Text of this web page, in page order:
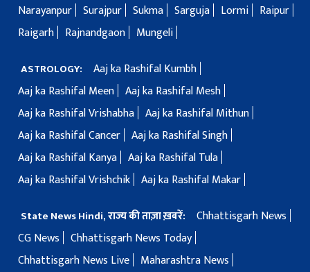
Narayanpur Surajpur Sukma Sarguja Lormi
Raipur
Raigarh
Rajnandgaon Mungeli
ASTROLOGY:
Aaj ka Rashifal Kumbh
Aaj ka Rashifal Meen Aaj ka Rashifal Mesh
Aaj ka Rashifal Vrishabha Aaj ka Rashifal Mithun
Aaj ka Rashifal Cancer Aaj ka Rashifal Singh
Aaj ka Rashifal Kanya Aaj ka Rashifal Tula
Aaj ka Rashifal Vrishchik Aaj ka Rashifal Makar
State News Hindi, राज्य की ताज़ा ख़बरें:
Chhattisgarh News
CG News
Chhattisgarh News Today
Chhattisgarh News Live
Maharashtra News